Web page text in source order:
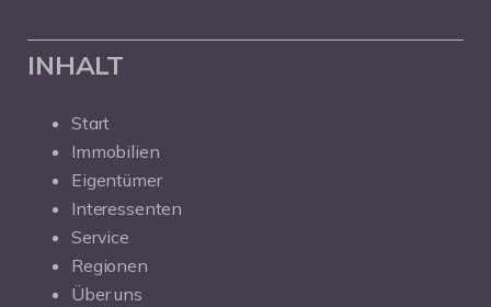
INHALT
Start
Immobilien
Eigentümer
Interessenten
Service
Regionen
Über uns